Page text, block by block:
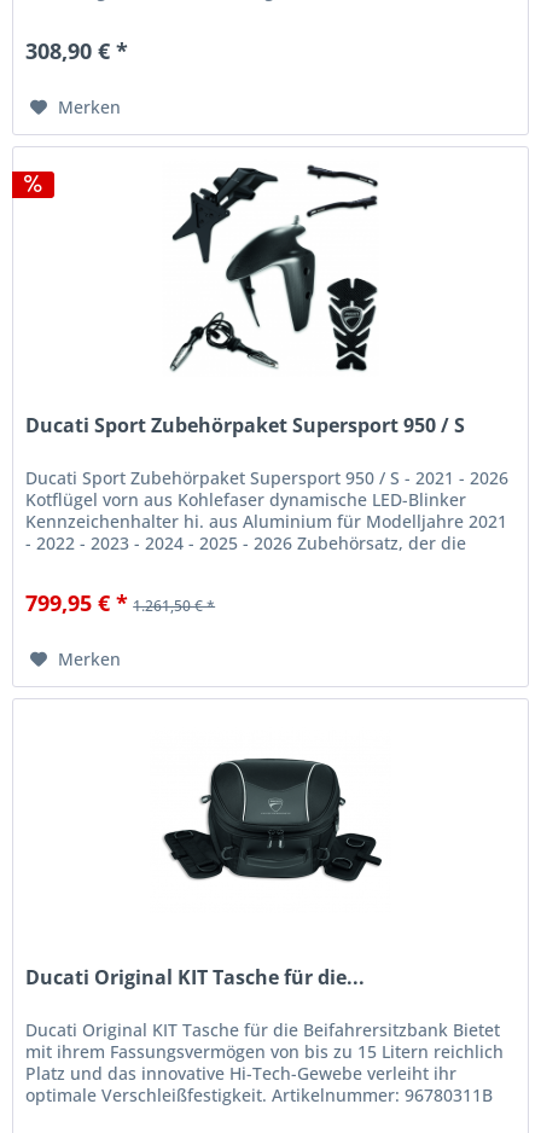
308,90 € *
Merken
Ducati Sport Zubehörpaket Supersport 950 / S
Ducati Sport Zubehörpaket Supersport 950 / S - 2021 - 2026
Kotflügel vorn aus Kohlefaser dynamische LED-Blinker
Kennzeichenhalter hi. aus Aluminium für Modelljahre 2021
- 2022 - 2023 - 2024 - 2025 - 2026 Zubehörsatz, der die
799,95 € * 1.261,50 € *
Merken
Ducati Original KIT Tasche für die...
Ducati Original KIT Tasche für die Beifahrersitzbank Bietet
mit ihrem Fassungsvermögen von bis zu 15 Litern reichlich
Platz und das innovative Hi-Tech-Gewebe verleiht ihr
optimale Verschleißfestigkeit. Artikelnummer: 96780311B